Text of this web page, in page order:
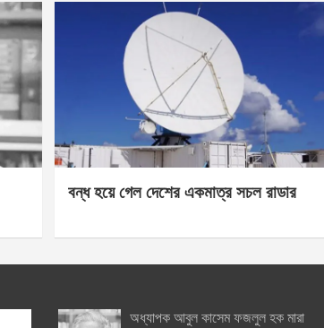
বন্ধ হয়ে গেল দেশের একমাত্র সচল রাডার
অধ্যাপক আবুল কাসেম ফজলুল হক মারা